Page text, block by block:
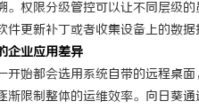
。权限分级管控可以让不同层级
件更新补丁或者收集设备上的数
企业应用差异
开始都会选用系统自带的远程桌
渐限制整体的运维效率。向日葵